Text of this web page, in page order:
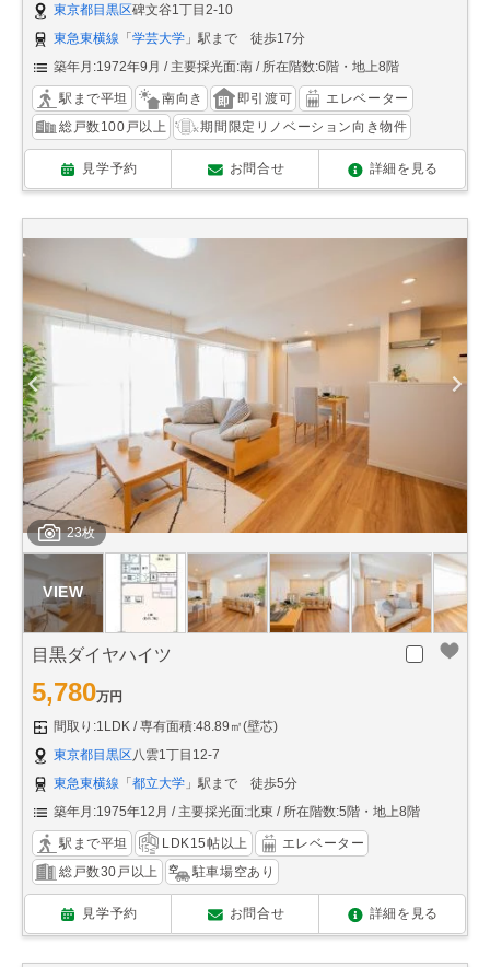
東京都目黒区碑文谷1丁目2-10
東急東横線 「 学芸大学 」駅まで 徒歩17分
築年月:1972年9月
主要採光面:南 所在階数:6階・地上8階
駅まで平坦 南向き 即引渡可
エレベーター
総戸数100戸以上
期間限定リノベーション向き物件
見学予約 お問合せ 詳細を見る
23枚
目黒ダイヤハイツ
5,780万円
間取り:1LDK
専有面積:48.89㎡(壁芯)
東京都目黒区八雲1丁目12-7
東急東横線 「都立大学 」駅まで 徒歩5分
築年月:1975年12月
主要採光面:北東 所在階数:5階・地上8階
駅まで平坦 LDK15帖以上
エレベーター
総戸数30戸以上
駐車場空あり
見学予約 お問合せ 詳細を見る